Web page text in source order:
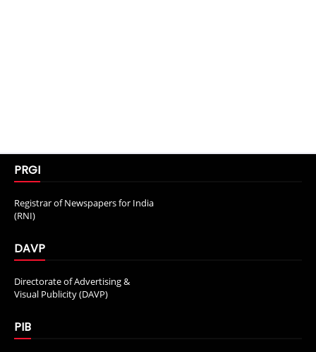
PRGI
Registrar of Newspapers for India
(RNI)
DAVP
Directorate of Advertising &
Visual Publicity (DAVP)
PIB